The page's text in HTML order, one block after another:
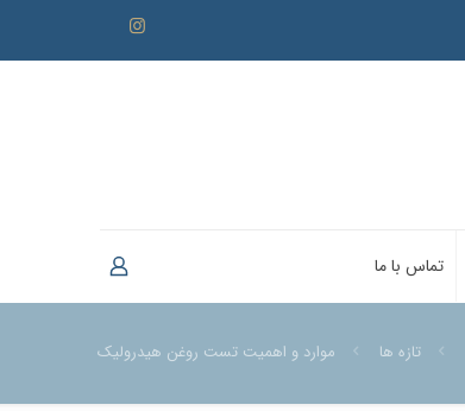
تماس با ما
تازه ها موارد و اهمیت تست روغن هیدرولیک